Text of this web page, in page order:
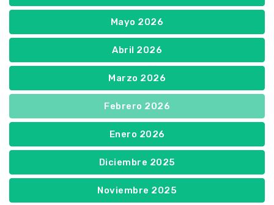
Mayo 2026
Abril 2026
Marzo 2026
Febrero 2026
Enero 2026
Diciembre 2025
Noviembre 2025